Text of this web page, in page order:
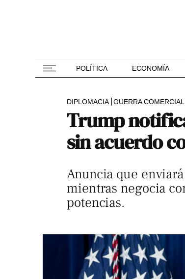
POLÍTICA ECONOMÍA
DIPLOMACIA GUERRA COMERCIAL
Trump
sin acuerdo
Anuncia que
mientras negocia
potencias.